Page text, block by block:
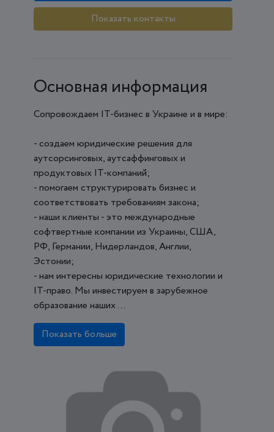
Показать контакты
Основная информация
Сопровождаем IT-бизнес в Украине и в мире:
- создаем юридические решения для
аутсорсинговых, аутсаффинговых и
продуктовых IT-компаний;
- помогаем структурировать бизнес и
соответствовать требованиям закона;
- наши клиенты - это международные
софтвертные компании из Украины, США,
РФ, Германии, Нидерландов, Англии,
Эстонии;
- нам интересны юридические технологии и
IT-право. Мы инвестируем в зарубежное
образование наших ...
Показать больше